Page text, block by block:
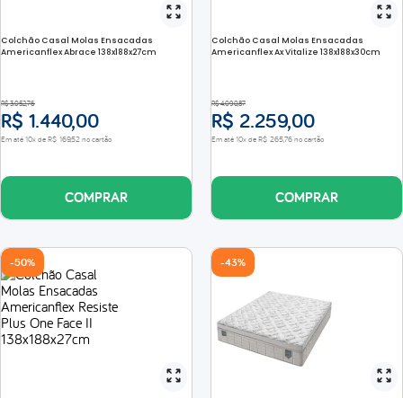
Colchão Casal Molas Ensacadas
Americanflex Abrace 138x188x27cm
R$ 3.052,76
R$ 1.440,00
Em até10x deR$ 169,52no cartão
COMPRAR
Colchão Casal Molas Ensacadas
Americanflex Ax Vitalize 138x188x30cm
R$ 4.090,87
R$ 2.259,00
Em até10x deR$ 26576no cartão
COMPRAR
-50% -43%